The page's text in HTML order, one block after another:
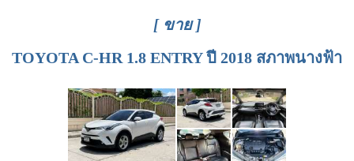
[ ขาย ]
TOYOTA C-HR 1.8 ENTRY ปี 2018 สภาพนางฟ้า